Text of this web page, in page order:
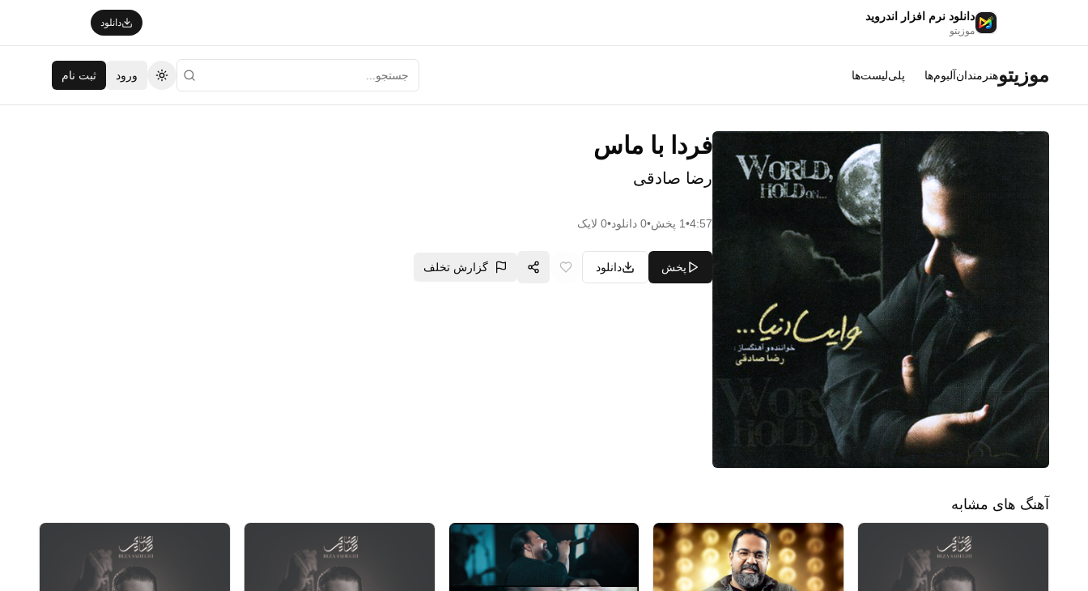
دانلود نرم افزار اندروید
موزیتو
دانلود
موزیتوهنرمندانآلبوم‌ها پلی‌لیست‌ها
تغییر تم
ورود ثبت نام
فردا با ماس
رضا صادقی
4:57
•
1 پخش•
0دانلود•
0لایک
پخش دانلود گزارش تخلف
آهنگ های مشابه